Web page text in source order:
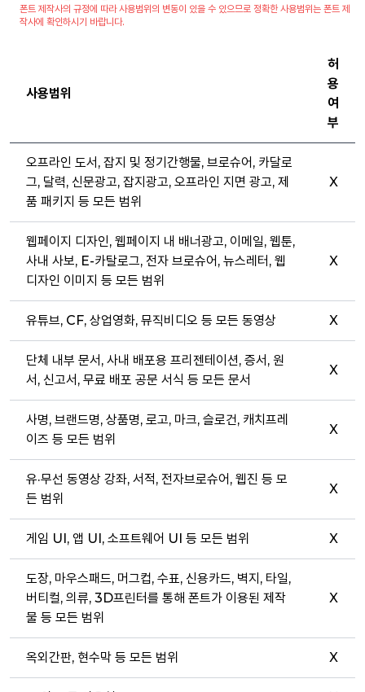
폰트 제작사의 규정에 따라 사용범위의 변동이 있을 수 있으므로 정확한 사용범위는 폰트 제
작사에 확인하시기 바랍니다.
사용범위
허
용
여
부
오프라인 도서, 잡지 및 정기간행물, 브로슈어, 카달로
그, 달력, 신문광고, 잡지광고, 오프라인 지면 광고, 제
품 패키지 등 모든 범위
X
웹페이지 디자인, 웹페이지 내 배너광고, 이메일, 웹툰,
사내 사보, E-카탈로그, 전자 브로슈어, 뉴스레터, 웹
디자인 이미지 등 모든 범위
X
유튜브, CF, 상업영화, 뮤직비디오 등 모든 동영상 X
단체 내부 문서, 사내 배포용 프리젠테이션, 증서, 원
서, 신고서, 무료 배포 공문 서식 등 모든 문서
X
사명, 브랜드명, 상품명, 로고, 마크, 슬로건, 캐치프레
이즈 등 모든 범위
X
유·무선 동영상 강좌, 서적, 전자브로슈어, 웹진 등 모
든 범위
X
게임 UI, 앱 UI, 소프트웨어 UI 등 모든 범위 X
도장, 마우스패드, 머그컵, 수표, 신용카드, 벽지, 타일,
버티컬, 의류, 3D프린터를 통해 폰트가 이용된 제작
물 등 모든 범위
X
옥외간판, 현수막 등 모든 범위 X